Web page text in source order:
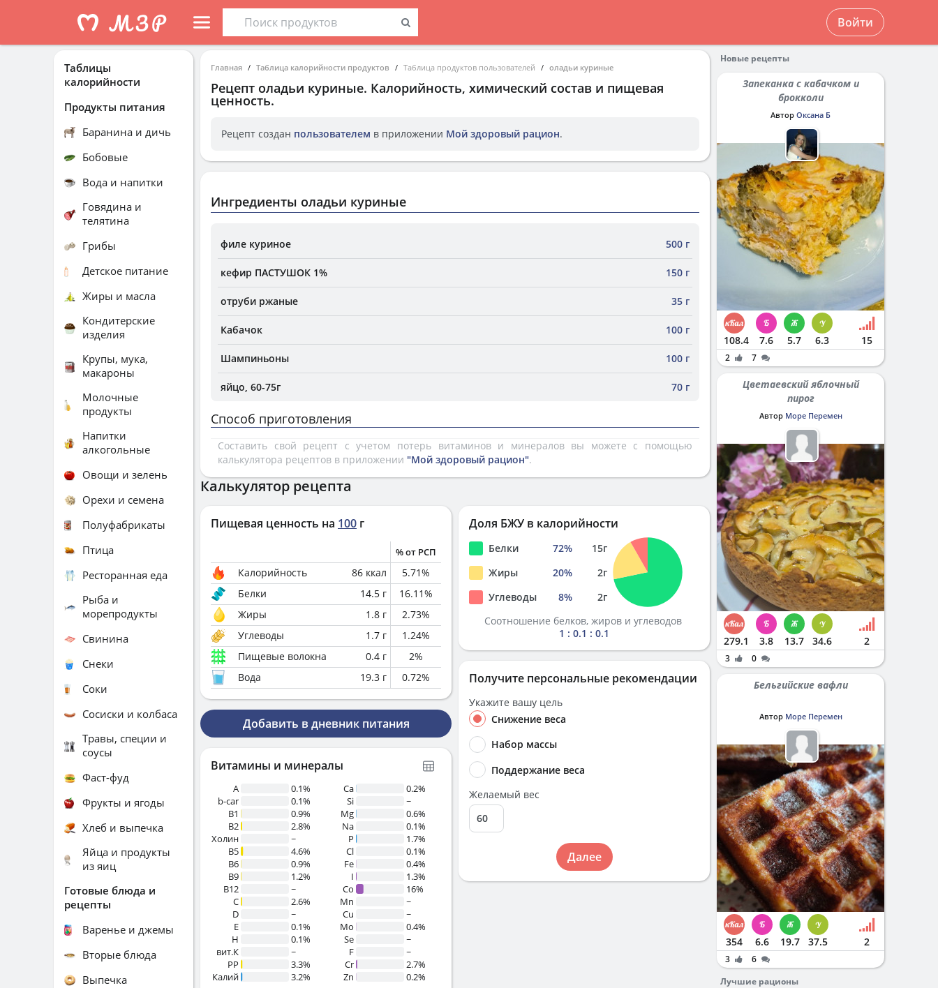
Войти
Главная Таблица калорийности продуктов Таблица продуктов пользователей оладьи куриные
Рецепт оладьи куриные. Калорийность, химический состав и пищевая
ценность.
Рецепт создан пользователем в приложении Мой здоровый рацион.
Ингредиенты оладьи куриные
филе куриное 500 г
кефир ПАСТУШОК 1% 150 г
отруби ржаные 35 г
Кабачок 100 г
Шампиньоны 100 г
яйцо, 60-75г 70 г
Способ приготовления
Составить свой рецепт с учетом потерь витаминов и минералов вы можете с помощью
калькулятора рецептов в приложении "Мой здоровый рацион".
Калькулятор рецепта
Пищевая ценность на 100 г
% от РСП
Калорийность 86 ккал 5.71%
Белки
14.5 г 16.11%
Жиры
1.8 г 2.73%
Углеводы
1.7 г 1.24%
Пищевые волокна
0.4 г 2%
Вода
19.3 г 0.72%
Добавить в дневник питания
Витамины и минералы
A
0.1%
b-car
0.1%
В1
0.9%
B2
2.8%
Холин
~
B5
4.6%
B6
0.9%
B9
1.2%
B12
~
C
2.6%
D
~
E
0.1%
H
0.1%
вит.К
~
PP
3.3%
Калий
3.2%
Ca
0.2%
Si
~
Mg
0.6%
Na
0.1%
P
1.7%
Cl
0.1%
Fe
0.4%
I
1.3%
Co
16%
Mn
~
Cu
~
Mo
0.4%
Se
~
F
~
Cr
2.7%
Zn
0.2%
Доля БЖУ в калорийности
Белки 72% 15г
Жиры
20% 2г
Углеводы
8% 2г
Соотношение белков, жиров и углеводов
1 : 0.1 : 0.1
Получите персональные рекомендации
Укажите вашу цель
Снижение веса
Набор массы
Поддержание веса
Желаемый вес
Далее
Таблицы
калорийности
Продукты питания
Баранина и дичь
Бобовые
Вода и напитки
Говядина и
телятина
Грибы
Детское питание
Жиры и масла
Кондитерские
изделия
Крупы, мука,
макароны
Молочные
продукты
Напитки
алкогольные
Овощи и зелень
Орехи и семена
Полуфабрикаты
Птица
Ресторанная еда
Рыба и
морепродукты
Свинина
Снеки
Соки
Сосиски и колбаса
Травы, специи и
соусы
Фаст-фуд
Фрукты и ягоды
Хлеб и выпечка
Яйца и продукты
из яиц
Готовые блюда и
рецепты
Варенье и джемы
Вторые блюда
Выпечка
Новые рецепты
Запеканка с кабачком и
брокколи
Автор Оксана Б
108.4 7.6 5.7 6.3 15
2 7
Цветаевский яблочный
пирог
Автор Море Перемен
279.1 3.8 13.7 34.6 2
3 0
Бельгийские вафли
Автор Море Перемен
354 6.6 19.7 37.5 2
3
6
Лучшие рационы